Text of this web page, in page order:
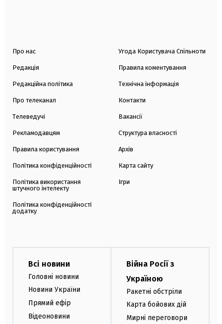
Про нас
Редакція
Редакційна політика
Про телеканал
Телеведучі
Рекламодавцям
Правила користування
Політика конфіденційності
Політика використання
штучного інтелекту
Політика конфіденційності
додатку
Угода Користувача Спільноти
Правила коментування
Технічна інформація
Контакти
Вакансії
Структура власності
Архів
Карта сайту
Ігри
Всі новини
Головні новини
Новини України
Прямий ефір
Відеоновини
Війна Росії з
Україною
Ракетні обстріли
Карта бойових дій
Мирні переговори